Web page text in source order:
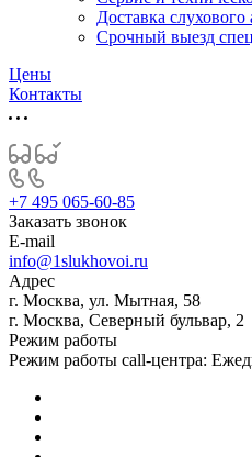
Доставка слухового
Срочный выезд
Цены
Контакты
+7 495 065-60-85
Заказать звонок
E-mail
info@1slukhovoi.ru
Адрес
г. Москва, ул. Мытная, 58
г. Москва, Северный бульвар, 2
Режим работы
Режим работы call-центра: